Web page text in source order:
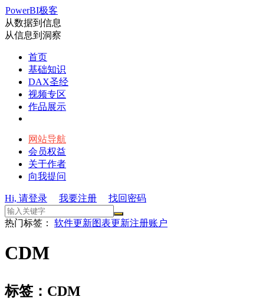
PowerBI极客
从数据到信息
从信息到洞察
首页
基础知识
DAX圣经
视频专区
作品展示
网站导航
会员权益
关于作者
向我提问
Hi, 请登录 我要注册 找回密码
热门标签： 软件更新图表更新注册账户
CDM
标签：CDM